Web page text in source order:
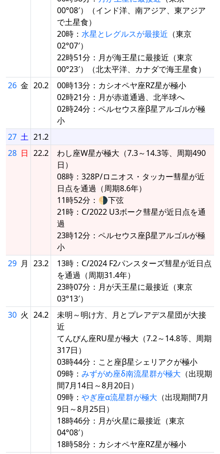
00°08′）（インド洋、南アジア、東アジア
で土星食）
20時： 水星とレグルスが最接近 （東京
02°07′）
22時51分：月が海王星に最接近（東京
00°23′）（北太平洋、カナダで海王星食）
26 金 20.2
00時13分：カシオペヤ座RZ星が極小
02時21分：月が赤道通過、北半球へ
02時24分：ペルセウス座β星アルゴルが極
小
27 土 21.2
28 日 22.2
わし座W星が極大（7.3～14.3等、周期490
日）
08時：328P/ロニオス・タッカー彗星が近
日点を通過（周期8.6年）
11時52分：🌗下弦
21時：C/2022 U3ボーク彗星が近日点を通
過
23時12分：ペルセウス座β星アルゴルが極
小
29 月 23.2
13時：C/2024 F2パンスターズ彗星が近日点
を通過（周期31.4年）
23時07分：月が天王星に最接近（東京
03°13′）
30 火 24.2
未明～明け方、月とプレアデス星団が大接
近
てんびん座RU星が極大（7.2～14.8等、周期
317日）
03時44分：こと座β星シェリアクが極小
09時： みずがめ座δ南流星群が極大 （出現期
間7月14日～8月20日）
09時： やぎ座α流星群が極大 （出現期間7月
9日～8月25日）
18時46分：月が火星に最接近（東京
04°08′）
18時58分：カシオペヤ座RZ星が極小